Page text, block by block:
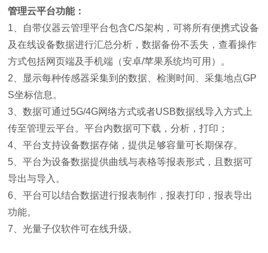
管理云平台功能：
1、自带仪器云管理平台包含C/S架构，可将所有便携式设备
及在线设备数据进行汇总分析，数据备份不丢失，查看操作
方式包括网页端及手机端（安卓/苹果系统均可用）。
2、显示每种传感器采集到的数据、检测时间、采集地点GP
S坐标信息。
3、数据可通过5G/4G网络方式或者USB数据线导入方式上
传至管理云平台。平台内数据可下载，分析，打印；
4、平台支持设备数据存储，提供足够容量可长期保存。
5、平台为设备数据提供曲线与表格等报表形式，且数据可
导出与导入。
6、平台可以结合数据进行报表制作，报表打印，报表导出
功能。
7、光量子仪软件可在线升级。